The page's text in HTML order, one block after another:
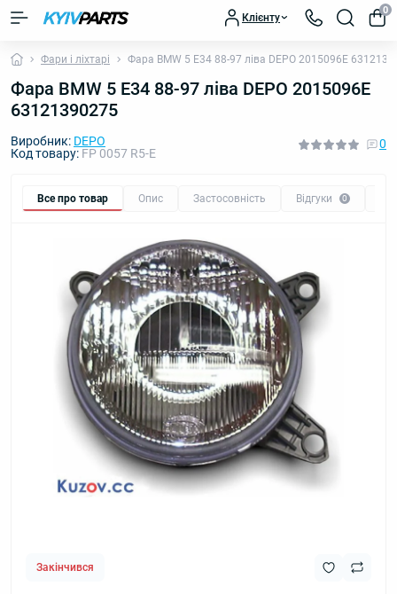
Клієнту
0
Фари і ліхтарі Фара BMW 5 E34 88-97 ліва DEPO 2015096E
Фара BMW 5 E34 88-97 ліва DEPO 2015096E
63121390275
Виробник: DEPO
Код товару: FP 0057 R5-E
0
Все про товар Опис Застосовність Відгуки 0
Закінчився